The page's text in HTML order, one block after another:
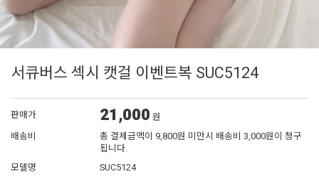
서큐버스 섹시 캣걸 이벤트복 SUC5124
판매가 21,000 원
배송비
총 결제금액이 9,800원 미만시 배송비 3,000원이 청구
됩니다.
모델명
SUC5124